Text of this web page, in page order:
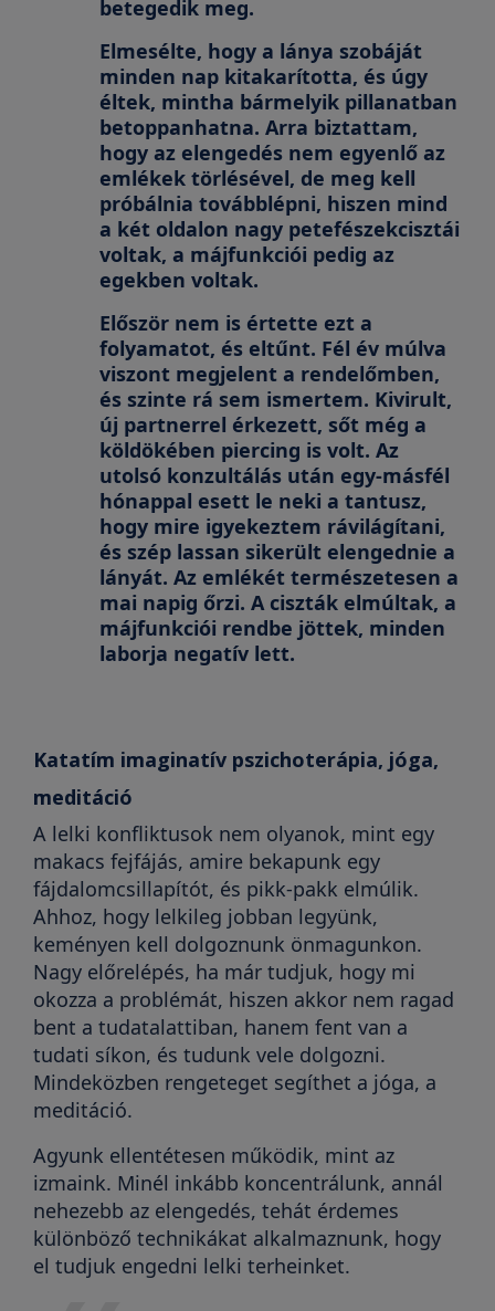
betegedik meg.
Elmesélte, hogy a lánya szobáját
minden nap kitakarította, és úgy
éltek, mintha bármelyik pillanatban
betoppanhatna. Arra biztattam,
hogy az elengedés nem egyenlő az
emlékek törlésével, de meg kell
próbálnia továbblépni, hiszen mind
a két oldalon nagy petefészekcisztái
voltak, a májfunkciói pedig az
egekben voltak.
Először nem is értette ezt a
folyamatot, és eltűnt. Fél év múlva
viszont megjelent a rendelőmben,
és szinte rá sem ismertem. Kivirult,
új partnerrel érkezett, sőt még a
köldökében piercing is volt. Az
utolsó konzultálás után egy-másfél
hónappal esett le neki a tantusz,
hogy mire igyekeztem rávilágítani,
és szép lassan sikerült elengednie a
lányát. Az emlékét természetesen a
mai napig őrzi. A ciszták elmúltak, a
májfunkciói rendbe jöttek, minden
laborja negatív lett.
Katatím imaginatív pszichoterápia, jóga,
meditáció
A lelki konfliktusok nem olyanok, mint egy
makacs fejfájás, amire bekapunk egy
fájdalomcsillapítót, és pikk-pakk elmúlik.
Ahhoz, hogy lelkileg jobban legyünk,
keményen kell dolgoznunk önmagunkon.
Nagy előrelépés, ha már tudjuk, hogy mi
okozza a problémát, hiszen akkor nem ragad
bent a tudatalattiban, hanem fent van a
tudati síkon, és tudunk vele dolgozni.
Mindeközben rengeteget segíthet a jóga, a
meditáció.
Agyunk ellentétesen működik, mint az
izmaink. Minél inkább koncentrálunk, annál
nehezebb az elengedés, tehát érdemes
különböző technikákat alkalmaznunk, hogy
el tudjuk engedni lelki terheinket.